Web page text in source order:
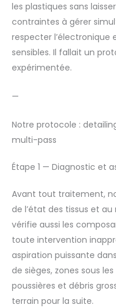
les plastiques sans
contraintes à gérer
respecter
sensibles. Il fallait un
expérimentée.
—
Notre protocole :
multi-pass
Étape 1 — Diagnostic et
Avant tout traitement,
de l’état des tissus et
vérifie aussi les
toute intervention
aspiration puissante
de sièges, zones sous
poussières et débris
terrain pour la suite.